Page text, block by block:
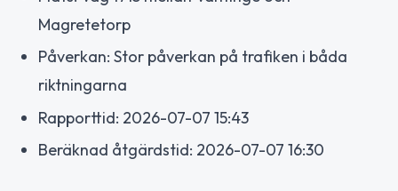
Magretetorp
Påverkan: Stor påverkan på trafiken i båda
riktningarna
Rapporttid: 2026-07-07 15:43
Beräknad åtgärdstid: 2026-07-07 16:30